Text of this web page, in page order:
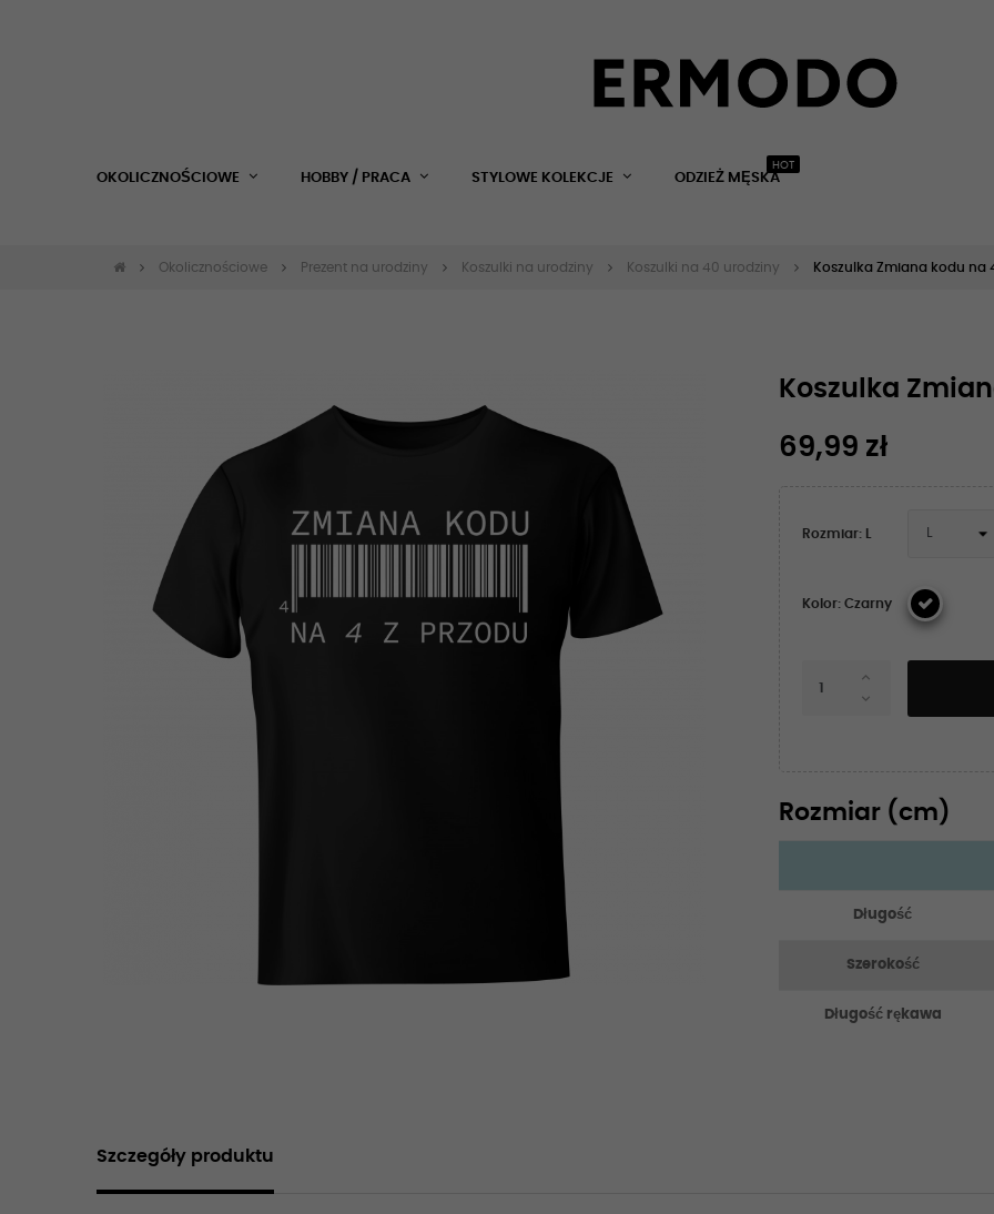
OKOLICZNOŚCIOWE HOBBY / PRACA STYLOWE KOLEKCJE ODZIEŻ MĘSKA
HOT
Okolicznościowe Prezent na urodziny Koszulki na urodziny Koszulki na 40 urodziny Koszulka Zmiana kodu na
Koszulka
69,99 zł
Rozmiar: L
Kolor: Czarny
Rozmiar (cm)
Długość
Szerokość
Długość rękawa
Szczegóły produktu